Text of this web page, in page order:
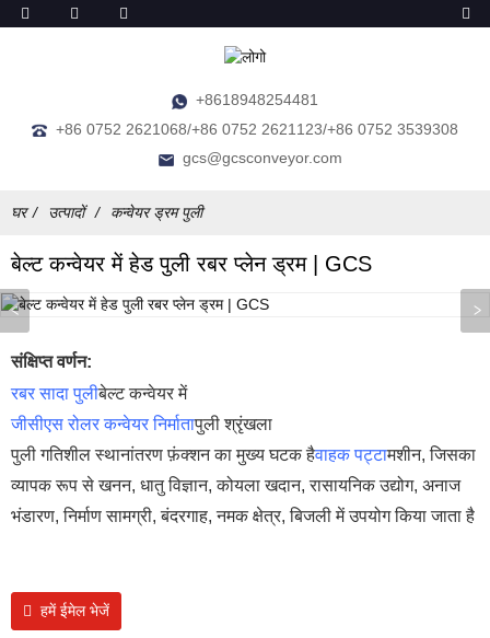
+8618948254481
+86 0752 2621068/+86 0752 2621123/+86 0752 3539308
gcs@gcsconveyor.com
घर उत्पादों कन्वेयर ड्रम पुली
बेल्ट कन्वेयर में हेड पुली रबर प्लेन ड्रम | GCS
संक्षिप्त वर्णन:
रबर सादा पुलीबेल्ट कन्वेयर में
जीसीएस रोलर कन्वेयर निर्मातापुली श्रृंखला
पुली गतिशील स्थानांतरण फ़ंक्शन का मुख्य घटक हैवाहक पट्टामशीन, जिसका
व्यापक रूप से खनन, धातु विज्ञान, कोयला खदान, रासायनिक उद्योग, अनाज
भंडारण, निर्माण सामग्री, बंदरगाह, नमक क्षेत्र, बिजली में उपयोग किया जाता है
हमें ईमेल भेजें